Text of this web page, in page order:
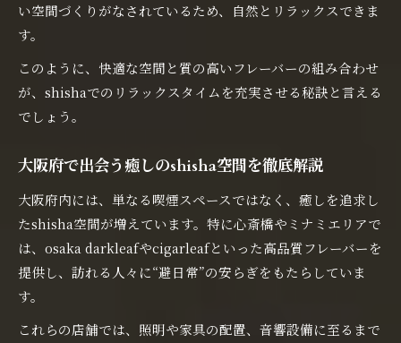
い空間づくりがなされているため、自然とリラックスできま
す。
このように、快適な空間と質の高いフレーバーの組み合わせ
が、shishaでのリラックスタイムを充実させる秘訣と言える
でしょう。
大阪府で出会う癒しのshisha空間を徹底解説
大阪府内には、単なる喫煙スペースではなく、癒しを追求し
たshisha空間が増えています。特に心斎橋やミナミエリアで
は、osaka darkleafやcigarleafといった高品質フレーバーを
提供し、訪れる人々に“避日常”の安らぎをもたらしていま
す。
これらの店舗では、照明や家具の配置、音響設備に至るまで